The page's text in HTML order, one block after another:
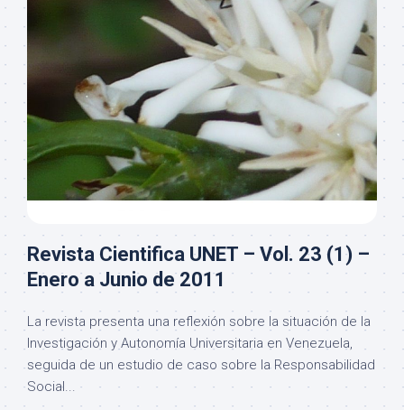
Revista Cientifica UNET – Vol. 23 (1) –
Enero a Junio de 2011
La revista presenta una reflexión sobre la situación de la
Investigación y Autonomía Universitaria en Venezuela,
seguida de un estudio de caso sobre la Responsabilidad
Social...